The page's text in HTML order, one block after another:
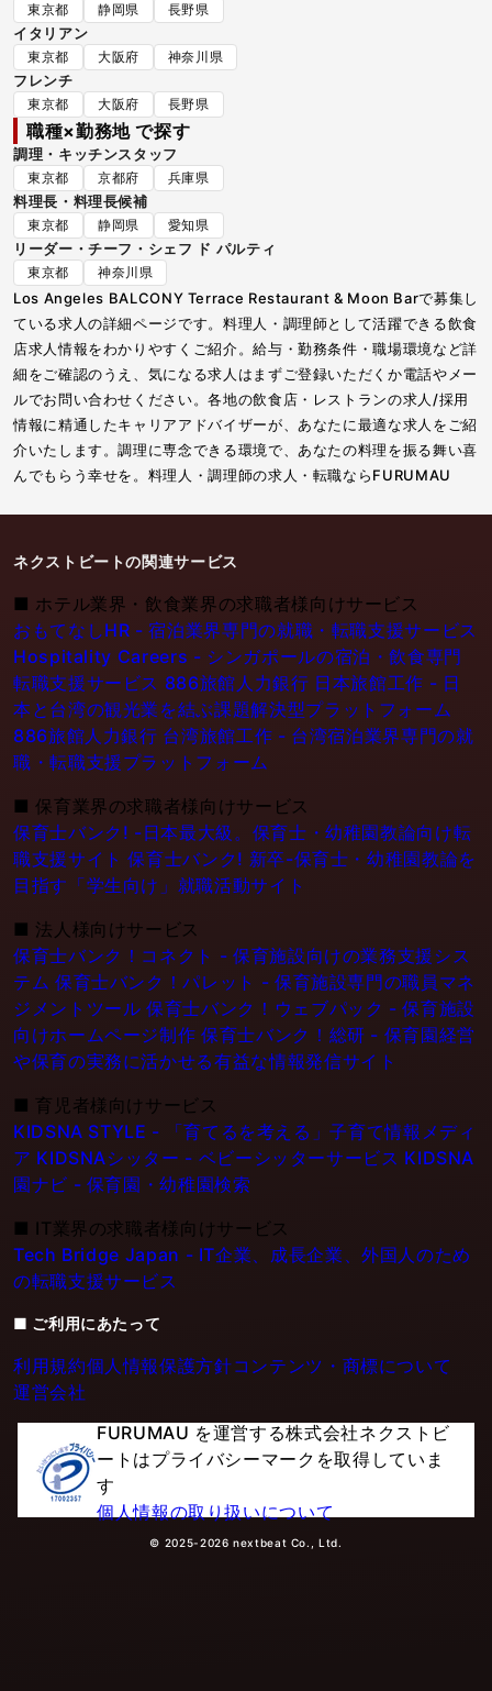
東京都 静岡県 長野県
イタリアン
東京都 大阪府 神奈川県
フレンチ
東京都 大阪府 長野県
職種×勤務地 で探す
調理・キッチンスタッフ
東京都 京都府 兵庫県
料理長・料理長候補
東京都 静岡県 愛知県
リーダー・チーフ・シェフ ド パルティ
東京都 神奈川県
Los Angeles BALCONY Terrace Restaurant & Moon Barで募集し
ている求人の詳細ページです。料理人・調理師として活躍できる飲食
店求人情報をわかりやすくご紹介。給与・勤務条件・職場環境など詳
細をご確認のうえ、気になる求人はまずご登録いただくか電話やメー
ルでお問い合わせください。各地の飲食店・レストランの求人/採用
情報に精通したキャリアアドバイザーが、あなたに最適な求人をご紹
介いたします。調理に専念できる環境で、あなたの料理を振る舞い喜
んでもらう幸せを。料理人・調理師の求人・転職ならFURUMAU
ネクストビートの関連サービス
■ ホテル業界・飲食業界の求職者様向けサービス
おもてなしHR - 宿泊業界専門の就職・転職支援サービス
Hospitality Careers - シンガポールの宿泊・飲食専門
転職支援サービス 886旅館人力銀行 日本旅館工作 - 日
本と台湾の観光業を結ぶ課題解決型プラットフォーム
886旅館人力銀行 台湾旅館工作 - 台湾宿泊業界専門の就
職・転職支援プラットフォーム
■ 保育業界の求職者様向けサービス
保育士バンク! -日本最大級。保育士・幼稚園教論向け転
職支援サイト 保育士バンク! 新卒-保育士・幼稚園教論を
目指す「学生向け」就職活動サイト
■ 法人様向けサービス
保育士バンク！コネクト - 保育施設向けの業務支援シス
テム 保育士バンク！パレット - 保育施設専門の職員マネ
ジメントツール 保育士バンク！ウェブパック - 保育施設
向けホームページ制作 保育士バンク！総研 - 保育園経営
や保育の実務に活かせる有益な情報発信サイト
■ 育児者様向けサービス
KIDSNA STYLE - 「育てるを考える」子育て情報メディ
ア KIDSNAシッター - ベビーシッターサービス KIDSNA
園ナビ - 保育園・幼稚園検索
■ IT業界の求職者様向けサービス
Tech Bridge Japan - IT企業、成長企業、外国人のため
の転職支援サービス
■ ご利用にあたって
利用規約個人情報保護方針コンテンツ・商標について
運営会社
FURUMAU を運営する株式会社ネクストビ
ートはプライバシーマークを取得していま
す
個人情報の取り扱いについて
© 2025-2026 nextbeat Co., Ltd.